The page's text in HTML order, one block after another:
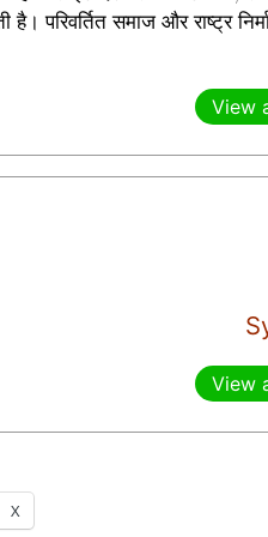
है। परिवर्तित समाज और राष्ट्र
View
View
X